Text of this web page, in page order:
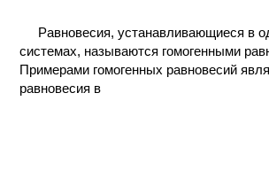
Равновесия, устанавливающиеся в
системах, называются гомогенными
Примерами гомогенных равновесий
равновесия в